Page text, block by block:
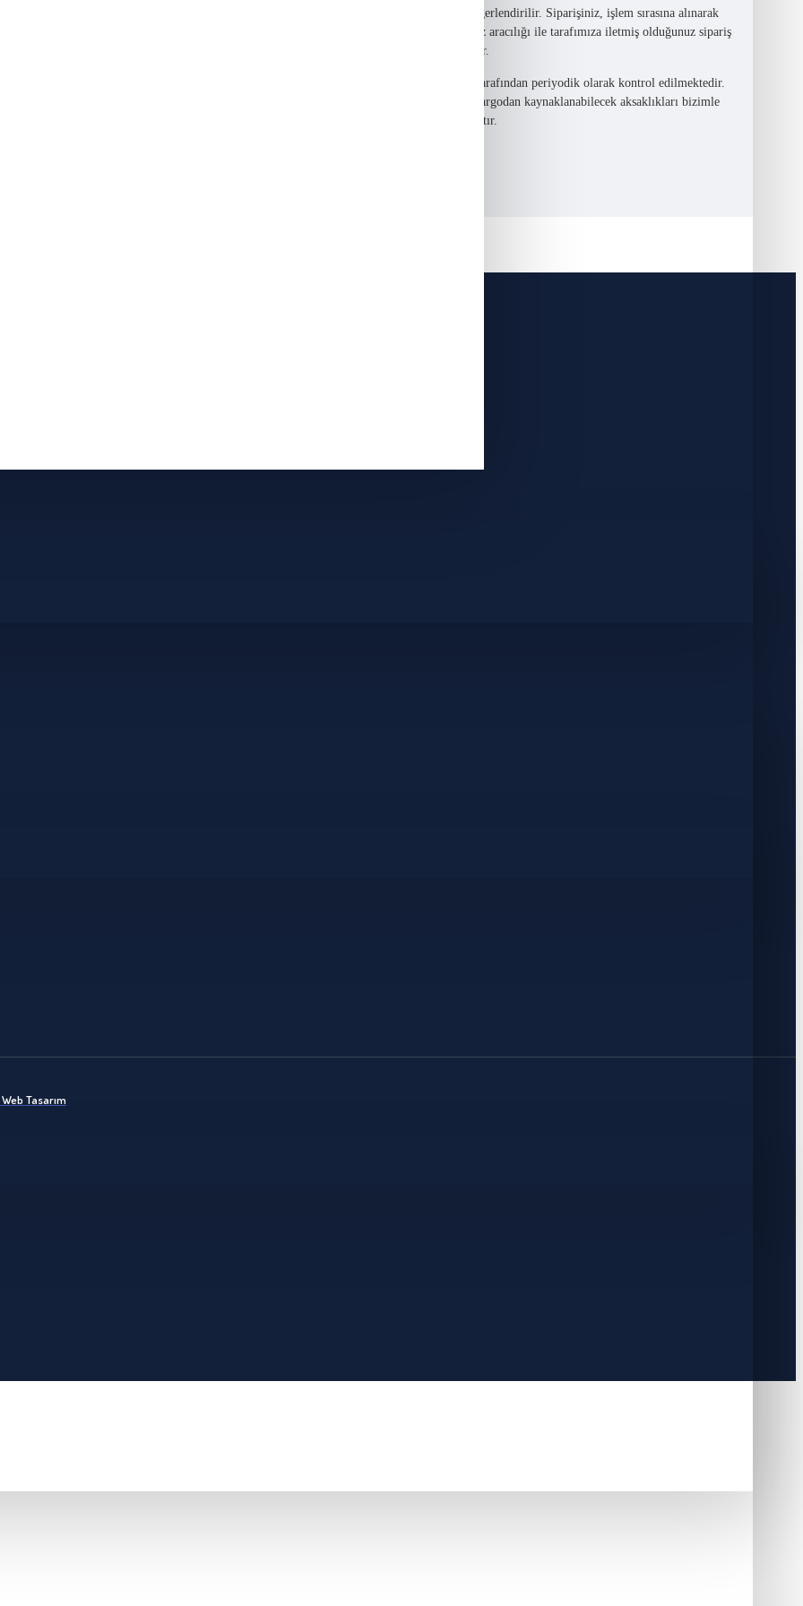
belli saatlerde kontrol edilmektedir. Saat 14:00'den sonra verilen siparişler ertesi gün değerlendirilir. Siparişiniz, işlem sırasına alınarak
paralel olarak kullanılan alternatif yöntemlerle gerçekleştirilmektedir. Sipariş formumuz aracılığı ile tarafımıza iletmiş olduğunuz sipariş
ve ek olarak hem iş yerimize hem hizmet sunucumuza e-posta yolu ile aktarılmaktadır.
soruna karşı veritabanımız ve e-posta kutularımız hem tarafımızca hem hizmet sunucumuz tarafından periyodik olarak kontrol edilmektedir.
yanında açarak siparişinizi kontrol etmeyi unutmayınız. Herhangi bir yanlışlık veya kargodan kaynaklanabilecek aksaklıkları bizimle
dolayı yaşanabilecek olumsuz durumlarda firmamız tarafından gereken hizmet sağlanacaktır.
Tasarım